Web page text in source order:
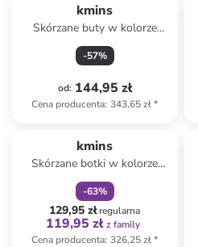
kmins
Skórzane buty w kolorze
turkusowym do chodzenia na
boso
-57%
od: 144,95 zł
Cena producenta: 343,65 zł*
kmins
Skórzane botki w kolorze
jasnoróżowym
-63%
129,95 złregularna
119,95 zł z family
Cena producenta: 326,25 zł*